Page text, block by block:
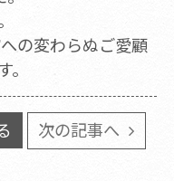
の変わらぬご愛顧
次の記事へ